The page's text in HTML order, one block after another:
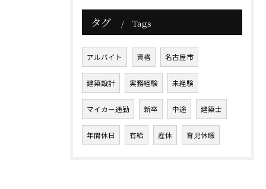
タグ Tags
アルバイト 資格 名古屋市
建築設計 実務経験 未経験
マイカー通勤 新卒 中途 建築士
年間休日 有給 産休 育児休暇